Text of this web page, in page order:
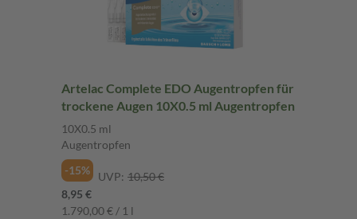
Artelac Complete EDO Augentropfen für
trockene Augen 10X0.5 ml Augentropfen
10X0.5 ml
Augentropfen
-15%
UVP: 10,50 €
8,95 €
1.790,00 € / 1 l